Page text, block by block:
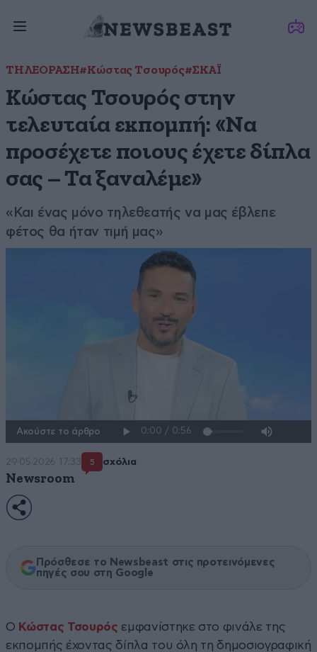
ΤΗΛΕΟΡΑΣΗ#Κώστας Τσουρός#ΣΚΑΪ
Κώστας Τσουρός στην
τελευταία εκπομπή: «Να
προσέχετε ποιους έχετε δίπλα
σας – Τα ξαναλέμε»
«Και ένας μόνο τηλεθεατής να μας έβλεπε
φέτος θα ήταν τιμή μας»
Ακούστε το άρθρο
29·05·2026 17:33 5 σχόλια
Newsroom
Πρόσθεσε το Newsbeast στις προτεινόμενες
πηγές σου στη Google
Ο Κώστας Τσουρός εμφανίστηκε στο φινάλε της
εκπομπής έχοντας δίπλα του όλη τη δημοσιογραφική